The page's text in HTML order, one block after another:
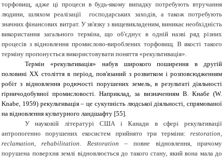
торфовищ, адже ці процеси в будь-якому випадку потребують втручання
людини, шляхом реалізації господарських заходів, а також потребують
значних фінансових витрат. У зв'язку з вищевикладеним, виникає необхідність
використання загального терміна, що об'єднує в одній назві ряд різних
процесів з відновлення промислово-вироблених торфовищ. В якості такого
терміну пропонується використовувати поняття «рекультивація».
Термін «рекультивація» набув широкого поширення в другій
половині ХХ століття в період, пов'язаний з розвитком і розповсюдженням
робіт з відновлення родючості порушених земель, в результаті діяльності
гірничодобувної промисловості. Наприклад, за визначенням В. Кнабе (W.
Knabe, 1959) рекультивація – це сукупність людської діяльності, спрямованої
на відновлення культурного ландшафту [55].
У науковій літературі США і Канади в сфері рекультивації
антропогенно порушених екосистем прийнято три терміни: restoration,
reclamation, rehabilitation. Restoration – повне відновлення, причому
порушена поверхня землі відновлюється до такого стану, який вона мала до